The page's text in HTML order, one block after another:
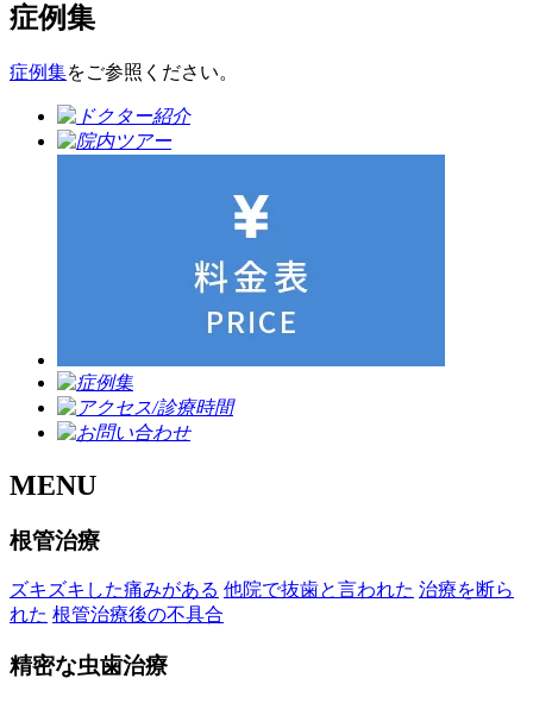
症例集
症例集をご参照ください。
MENU
根管治療
ズキズキした痛みがある 他院で抜歯と言われた 治療を断ら
れた 根管治療後の不具合
精密な虫歯治療